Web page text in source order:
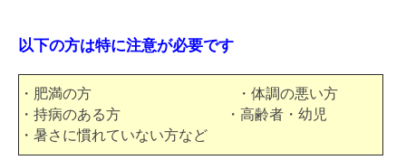
以下の方は特に注意が必要です
・肥満の方 ・体調の悪い方
・持病のある方 ・高齢者・幼児
・暑さに慣れていない方など